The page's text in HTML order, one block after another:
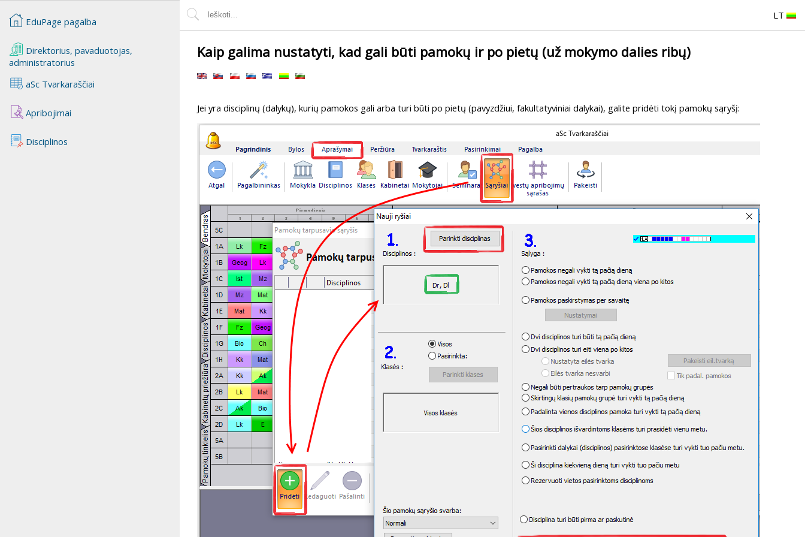
LT
Kaip galima nustatyti, kad gali būti pamokų ir po pietų (už mokymo dalies ribų)
Jei yra disciplinų (dalykų), kurių pamokos gali arba turi būti po pietų (pavyzdžiui, fakultatyviniai dalykai), galite pridėti tokį pamokų sąryšį:
EduPage pagalba
Direktorius, pavaduotojas,
administratorius
aSc Tvarkaraščiai
Apribojimai
Disciplinos